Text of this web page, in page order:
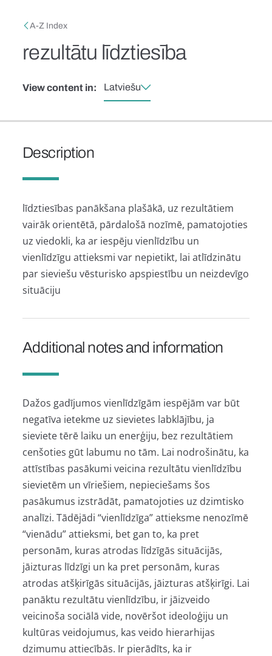
Breadcrumb
A-Z Index
rezultātu līdztiesība
View content in: Latviešu
Description
līdztiesības panākšana plašākā, uz rezultātiem
vairāk orientētā, pārdalošā nozīmē, pamatojoties
uz viedokli, ka ar iespēju vienlīdzību un
vienlīdzīgu attieksmi var nepietikt, lai atlīdzinātu
par sieviešu vēsturisko apspiestību un neizdevīgo
situāciju
Additional notes and information
Dažos gadījumos vienlīdzīgām iespējām var būt
negatīva ietekme uz sievietes labklājību, ja
sieviete tērē laiku un enerģiju, bez rezultātiem
cenšoties gūt labumu no tām. Lai nodrošinātu, ka
attīstības pasākumi veicina rezultātu vienlīdzību
sievietēm un vīriešiem, nepieciešams šos
pasākumus izstrādāt, pamatojoties uz dzimtisko
analīzi. Tādējādi “vienlīdzīga” attieksme nenozīmē
“vienādu” attieksmi, bet gan to, ka pret
personām, kuras atrodas līdzīgās situācijās,
jāizturas līdzīgi un ka pret personām, kuras
atrodas atšķirīgās situācijās, jāizturas atšķirīgi. Lai
panāktu rezultātu vienlīdzību, ir jāizveido
veicinoša sociālā vide, novēršot ideoloģiju un
kultūras veidojumus, kas veido hierarhijas
dzimumu attiecībās. Ir pierādīts, ka ir